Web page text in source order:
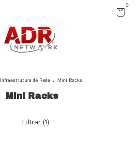
0
Infraestrutura de Rede . Mini Racks
Mini Racks
Filtrar (1)